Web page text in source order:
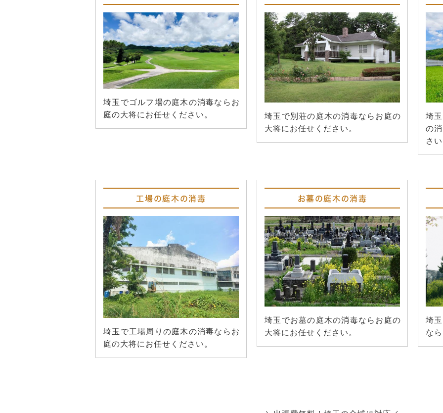
埼玉でゴルフ場の庭木の消毒ならお
庭の大将にお任せください。
埼玉で別荘の庭木の消毒ならお庭の
大将にお任せください。
埼
の
さ
工場の庭木の消毒
埼玉で工場周りの庭木の消毒ならお
庭の大将にお任せください。
お墓の庭木の消毒
埼玉でお墓の庭木の消毒ならお庭の
大将にお任せください。
埼
な